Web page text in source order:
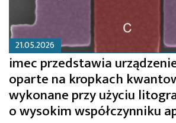
21.05.2026
imec przedstawia
oparte na kropkach
wykonane przy użyciu
o wysokim współczynniku